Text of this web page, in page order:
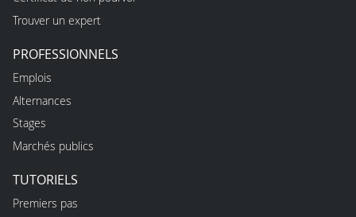
Trouver un expert
PROFESSIONNELS
Emplois
Alternances
Stages
Marchés publics
TUTORIELS
Premiers pas